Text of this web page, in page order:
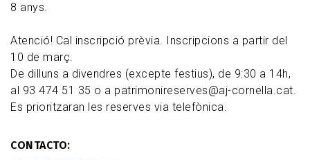
8 anys.
Atenció! Cal inscripció prèvia. Inscripcions a partir del
10 de març.
De dilluns a divendres (excepte festius), de 9:30 a 14h,
al 93 474 51 35 o a patrimonireserves@aj-cornella.cat.
Es prioritzaran les reserves via telefònica.
CONTACTO